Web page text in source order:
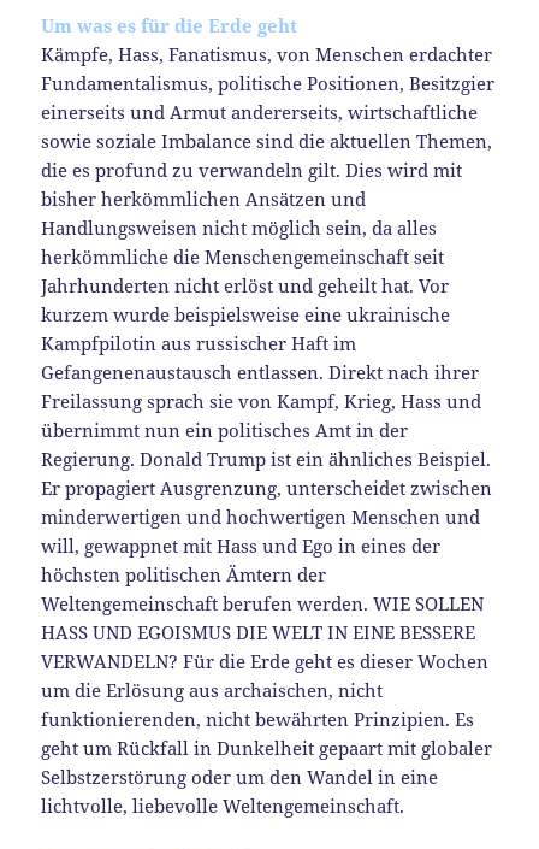
Um was es für die Erde geht
Kämpfe, Hass, Fanatismus, von Menschen erdachter
Fundamentalismus, politische Positionen, Besitzgier
einerseits und Armut andererseits, wirtschaftliche
sowie soziale Imbalance sind die aktuellen Themen,
die es profund zu verwandeln gilt. Dies wird mit
bisher herkömmlichen Ansätzen und
Handlungsweisen nicht möglich sein, da alles
herkömmliche die Menschengemeinschaft seit
Jahrhunderten nicht erlöst und geheilt hat. Vor
kurzem wurde beispielsweise eine ukrainische
Kampfpilotin aus russischer Haft im
Gefangenenaustausch entlassen. Direkt nach ihrer
Freilassung sprach sie von Kampf, Krieg, Hass und
übernimmt nun ein politisches Amt in der
Regierung. Donald Trump ist ein ähnliches Beispiel.
Er propagiert Ausgrenzung, unterscheidet zwischen
minderwertigen und hochwertigen Menschen und
will, gewappnet mit Hass und Ego in eines der
höchsten politischen Ämtern der
Weltengemeinschaft berufen werden. WIE SOLLEN
HASS UND EGOISMUS DIE WELT IN EINE BESSERE
VERWANDELN? Für die Erde geht es dieser Wochen
um die Erlösung aus archaischen, nicht
funktionierenden, nicht bewährten Prinzipien. Es
geht um Rückfall in Dunkelheit gepaart mit globaler
Selbstzerstörung oder um den Wandel in eine
lichtvolle, liebevolle Weltengemeinschaft.